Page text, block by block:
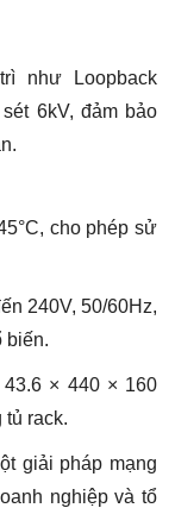
như Loopback
6kV, đảm bảo
cho phép sử
240V, 50/60Hz,
biến.
× 440 × 160
tủ rack.
giải pháp mạng
nghiệp và tổ